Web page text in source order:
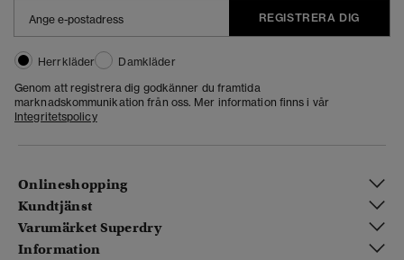
REGISTRERA DIG
Herrkläder
Damkläder
Genom att registrera dig godkänner du framtida
marknadskommunikation från oss. Mer information finns i vår
Integritetspolicy
Onlineshopping
Kundtjänst
Varumärket Superdry
Information